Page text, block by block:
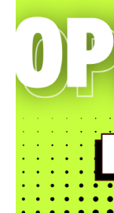
Baja California
Chihuahua
Colima
Guanajuato
Michoacán
Sinaloa
Nayarit